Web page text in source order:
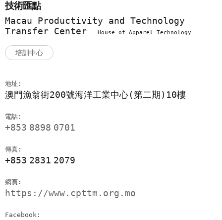
技術匯點
Macau Productivity and Technology
Transfer Center
House of Apparel Technology
培訓中心
地址:
澳門漁翁街200號海洋工業中心(第二期)10樓
電話:
+853 8898 0701
傳真:
+853 2831 2079
網頁:
https://www.cpttm.org.mo
Facebook: